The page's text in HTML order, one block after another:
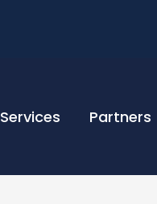
Services Partners